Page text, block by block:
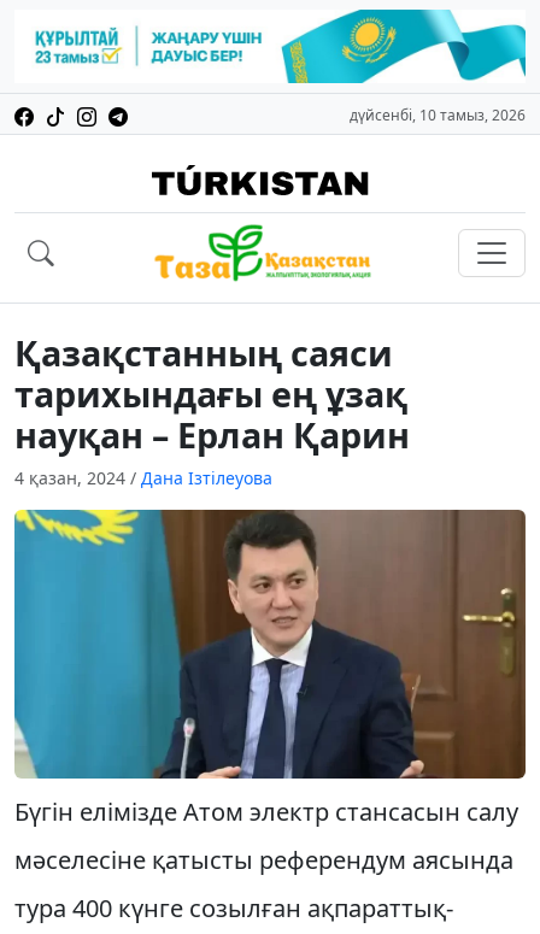
дүйсенбі, 10 тамыз, 2026
Қазақстанның саяси
тарихындағы ең ұзақ
науқан – Ерлан Қарин
4 қазан, 2024 / Дана Ізтілеуова
Бүгін елімізде Атом электр стансасын салу
мәселесіне қатысты референдум аясында
тура 400 күнге созылған ақпараттық-